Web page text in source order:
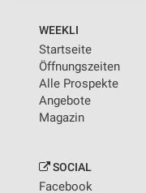
WEEKLI
Startseite
Öffnungszeiten
Alle Prospekte
Angebote
Magazin
SOCIAL
Facebook